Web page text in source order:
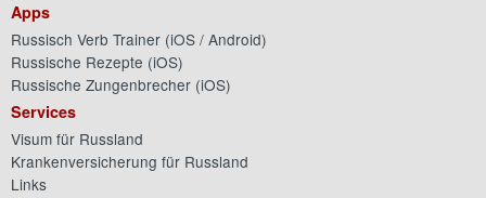
Apps
Russisch Verb Trainer (iOS / Android)
Russische Rezepte (iOS)
Russische Zungenbrecher (iOS)
Services
Visum für Russland
Krankenversicherung für Russland
Links